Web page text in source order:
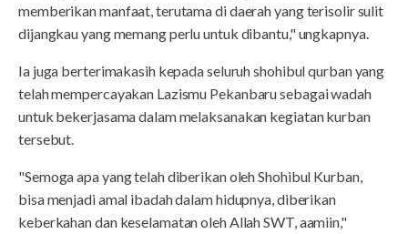
memberikan manfaat, terutama di daerah yang terisolir sulit
dijangkau yang memang perlu untuk dibantu," ungkapnya.
Ia juga berterimakasih kepada seluruh shohibul qurban yang
telah mempercayakan Lazismu Pekanbaru sebagai wadah
untuk bekerjasama dalam melaksanakan kegiatan kurban
tersebut.
"Semoga apa yang telah diberikan oleh Shohibul Kurban,
bisa menjadi amal ibadah dalam hidupnya, diberikan
keberkahan dan keselamatan oleh Allah SWT, aamiin,"